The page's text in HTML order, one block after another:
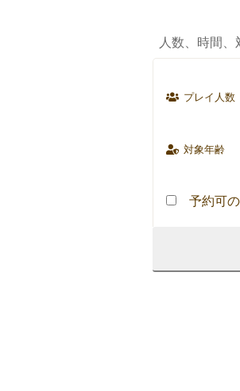
人数、時間
プレイ人数
対象年齢
予約可